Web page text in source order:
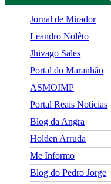
Jornal de Mirador
Leandro Nolêto
Jhivago Sales
Portal do Maranhão
ASMOIMP
Portal Reais Notí­cias
Blog da Angra
Holden Arruda
Me Informo
Blog do Pedro Jorge